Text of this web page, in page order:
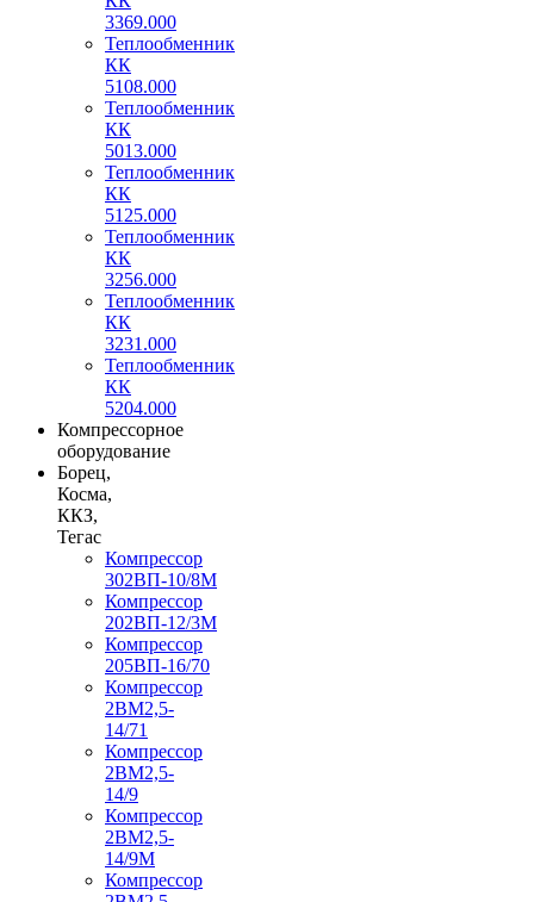
3369.000
Теплообменник
КК
5108.000
Теплообменник
КК
5013.000
Теплообменник
КК
5125.000
Теплообменник
КК
3256.000
Теплообменник
КК
3231.000
Теплообменник
КК
5204.000
Компрессорное
оборудование
Борец,
Косма,
ККЗ,
Тегас
Компрессор
302ВП-10/8М
Компрессор
202ВП-12/3М
Компрессор
205ВП-16/70
Компрессор
2ВМ2,5-
14/71
Компрессор
2ВМ2,5-
14/9
Компрессор
2ВМ2,5-
14/9М
Компрессор